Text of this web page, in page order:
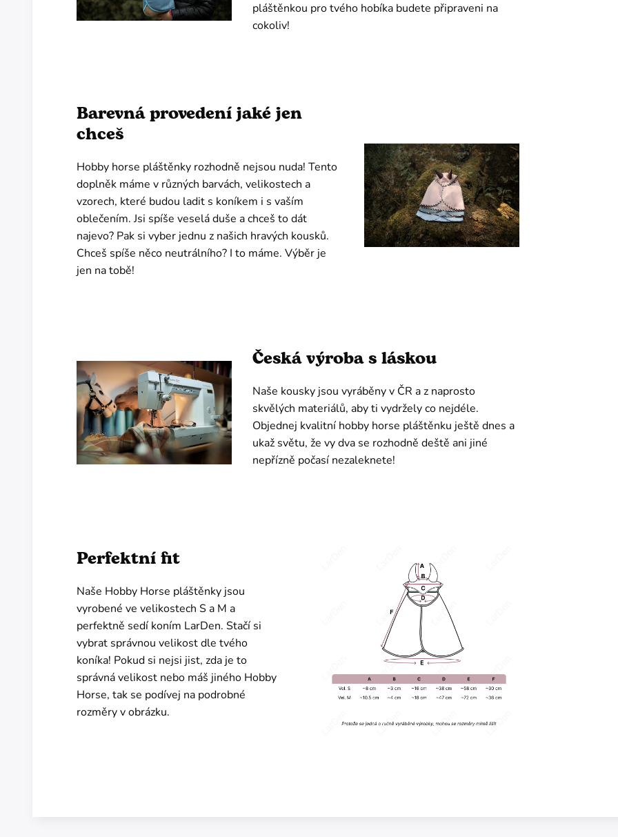
pláštěnkou pro tvého hobíka budete připraveni na
cokoliv!
Barevná provedení jaké jen
chceš
Hobby horse pláštěnky rozhodně nejsou nuda! Tento
doplněk máme v různých barvách, velikostech a
vzorech, které budou ladit s koníkem i s vaším
oblečením. Jsi spíše veselá duše a chceš to dát
najevo? Pak si vyber jednu z našich hravých kousků.
Chceš spíše něco neutrálního? I to máme. Výběr je
jen na tobě!
Česká výroba s láskou
Naše kousky jsou vyráběny v ČR a z naprosto
skvělých materiálů, aby ti vydržely co nejdéle.
Objednej kvalitní hobby horse pláštěnku ještě dnes a
ukaž světu, že vy dva se rozhodně deště ani jiné
nepřízně počasí nezaleknete!
Perfektní fit
Naše Hobby Horse pláštěnky jsou
vyrobené ve velikostech S a M a
perfektně sedí koním LarDen. Stačí si
vybrat správnou velikost dle tvého
koníka! Pokud si nejsi jist, zda je to
správná velikost nebo máš jiného Hobby
Horse, tak se podívej na podrobné
rozměry v obrázku.